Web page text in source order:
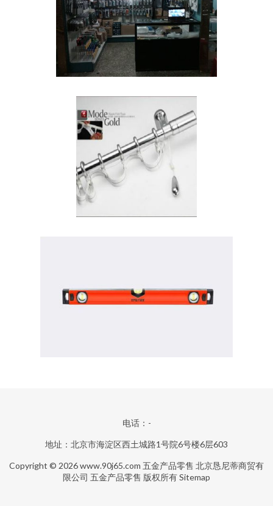
电话：-
地址：北京市海淀区西土城路1号院6号楼6层603
Copyright © 2026www.90j65.com 五金产品零售 北京恳尼蒂商贸有
限公司 五金产品零售 版权所有Sitemap